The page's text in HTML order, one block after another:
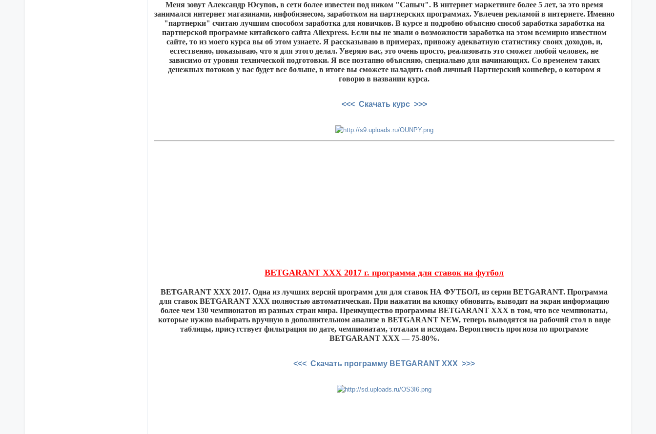
Меня зовут Александр Юсупов, в сети более известен под ником "Сапыч". В интернет маркетинге более 5 лет, за это время
занимался интернет магазинами, инфобизнесом, заработком на партнерских программах. Увлечен рекламой в интернете. Именно
"партнерки" считаю лучшим способом заработка для новичков. В курсе я подробно объясню способ заработка заработка на
партнерской программе китайского сайта Aliexpress. Если вы не знали о возможности заработка на этом всемирно известном
сайте, то из моего курса вы об этом узнаете. Я рассказываю в примерах, привожу адекватную статистику своих доходов, и,
естественно, показываю, что я для этого делал. Уверяю вас, это очень просто, реализовать это сможет любой человек, не
зависимо от уровня технической подготовки. Я все поэтапно объясняю, специально для начинающих. Со временем таких
денежных потоков у вас будет все больше, в итоге вы сможете наладить свой личный Партнерский конвейер, о котором я
говорю в названии курса.
<<< Скачать курс >>>
BETGARANT XXX 2017 г. программа для ставок на футбол
BETGARANT ХХХ 2017. Одна из лучших версий программ для для ставок НА ФУТБОЛ, из серии BETGARANT. Программа
для ставок BETGARANT ХХХ полностью автоматическая. При нажатии на кнопку обновить, выводит на экран информацию
более чем 130 чемпионатов из разных стран мира. Преимущество программы BETGARANT XXX в том, что все чемпионаты,
которые нужно выбирать вручную в дополнительном анализе в BETGARANT NEW, теперь выводятся на рабочий стол в виде
таблицы, присутствует фильтрация по дате, чемпионатам, тоталам и исходам. Вероятность прогноза по программе
BETGARANT XXX — 75-80%.
<<< Скачать программу BETGARANT XXX >>>